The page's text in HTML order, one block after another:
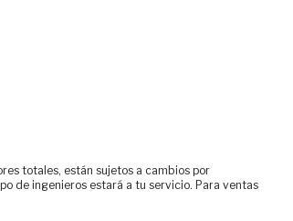
totales, están sujetos a cambios por
de ingenieros estará a tu servicio. Para ventas